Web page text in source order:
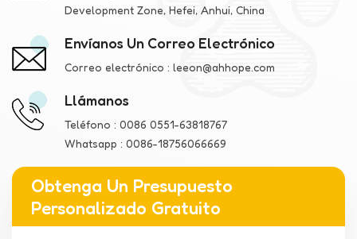
Development Zone, Hefei, Anhui, China
Envíanos Un Correo Electrónico
Correo electrónico : leeon@ahhope.com
Llámanos
Teléfono : 0086 0551-63818767
Whatsapp : 0086-18756066669
Obtenga Un Presupuesto
Personalizado Gratuito